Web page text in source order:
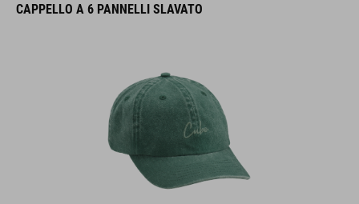
CAPPELLO A 6 PANNELLI SLAVATO